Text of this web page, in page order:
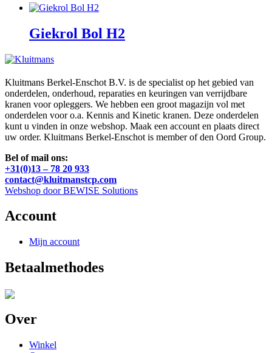
Giekrol Bol H2
Kluitmans Berkel-Enschot B.V. is de specialist op het gebied van
onderdelen, onderhoud, reparaties en keuringen van verrijdbare
kranen voor opleggers. We hebben een groot magazijn vol met
onderdelen voor o.a. Kennis and Kinetic kranen. Deze onderdelen
kunt u vinden in onze webshop. Maak een account en plaats direct
uw order. Kluitmans Berkel-Enschot is member of den Oord Group.
Bel of mail ons:
+31(0)13 – 78 20 933
contact@kluitmanstcp.com
Webshop door BEWISE Solutions
Account
Mijn account
Betaalmethodes
Over
Winkel